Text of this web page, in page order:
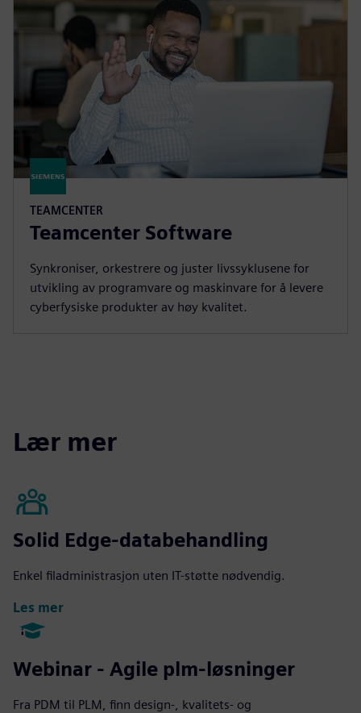
TEAMCENTER
Teamcenter Software
Synkroniser, orkestrere og juster livssyklusene for
utvikling av programvare og maskinvare for å levere
cyberfysiske produkter av høy kvalitet.
Lær mer
Solid Edge-databehandling
Enkel filadministrasjon uten IT-støtte nødvendig.
Les mer
Webinar - Agile plm-løsninger
Fra PDM til PLM, finn design-, kvalitets- og